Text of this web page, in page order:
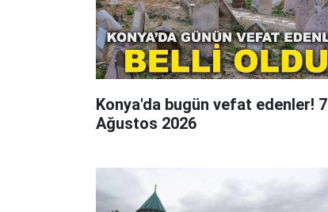
Konya'da bugün vefat edenler! 7
Ağustos 2026